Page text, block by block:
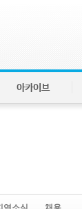
아카이브